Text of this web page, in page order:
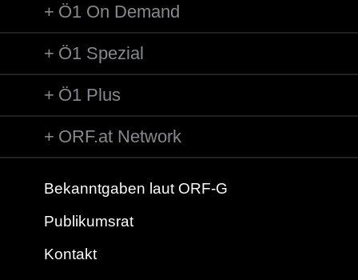
Ö1 On Demand
Ö1 Spezial
Ö1 Plus
ORF.at Network
Bekanntgaben laut ORF-G
Publikumsrat
Kontakt